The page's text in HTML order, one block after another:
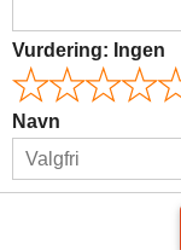
Vurdering: Ingen
Navn